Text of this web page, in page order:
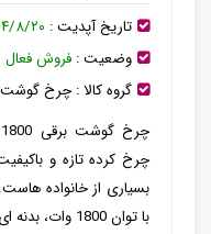
تاریخ آپدیت : ۱۴۰۴/
وضعیت : فروش فعال
گروه کالا : چرخ
چرخ کرده تازه و
با توان 1800 وات، بدنه ای از جنس استیل ضد زنگ